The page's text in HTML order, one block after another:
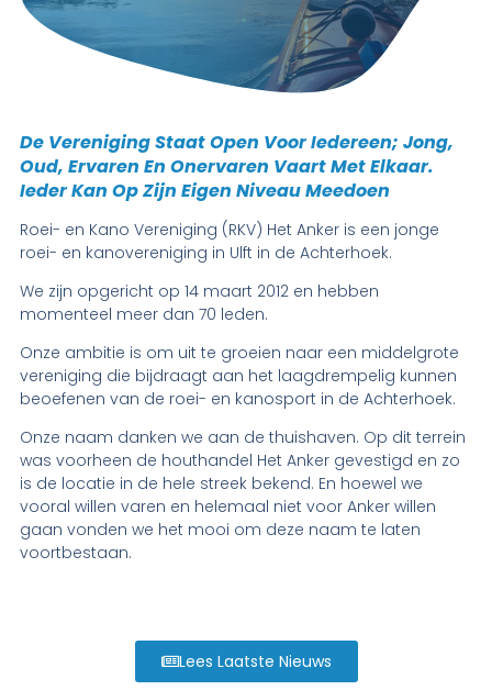
De Vereniging Staat Open Voor Iedereen; Jong,
Oud, Ervaren En Onervaren Vaart Met Elkaar.
Ieder Kan Op Zijn Eigen Niveau Meedoen
Roei- en Kano Vereniging (RKV) Het Anker is een jonge
roei- en kanovereniging in Ulft in de Achterhoek.
We zijn opgericht op 14 maart 2012 en hebben
momenteel meer dan 70 leden.
Onze ambitie is om uit te groeien naar een middelgrote
vereniging die bijdraagt aan het laagdrempelig kunnen
beoefenen van de roei- en kanosport in de Achterhoek.
Onze naam danken we aan de thuishaven. Op dit terrein
was voorheen de houthandel Het Anker gevestigd en zo
is de locatie in de hele streek bekend. En hoewel we
vooral willen varen en helemaal niet voor Anker willen
gaan vonden we het mooi om deze naam te laten
voortbestaan.
Lees Laatste Nieuws